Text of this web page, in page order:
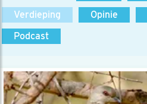
Verdieping
Opinie
Podcast